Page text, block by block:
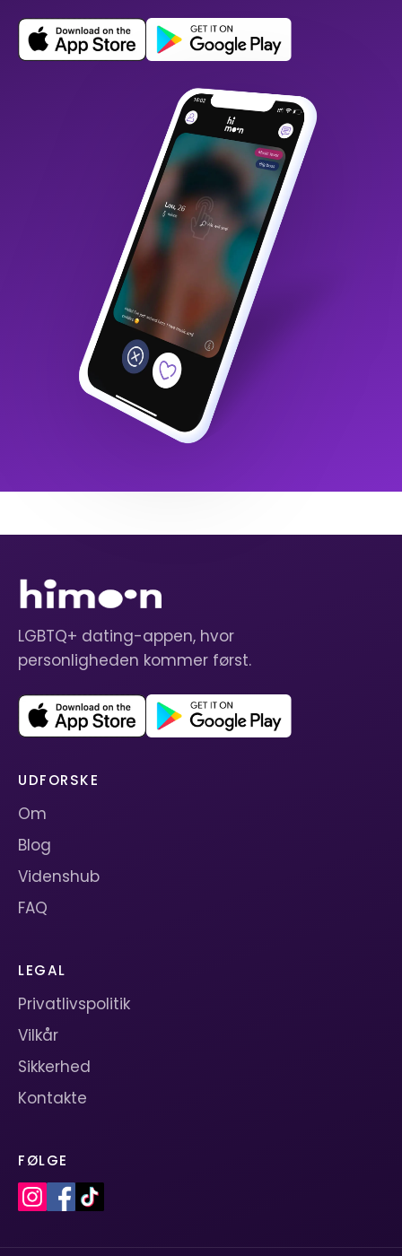
LGBTQ+ dating-appen, hvor
personligheden kommer først.
UDFORSKE
Om
Blog
Videnshub
FAQ
LEGAL
Privatlivspolitik
Vilkår
Sikkerhed
Kontakte
FØLGE